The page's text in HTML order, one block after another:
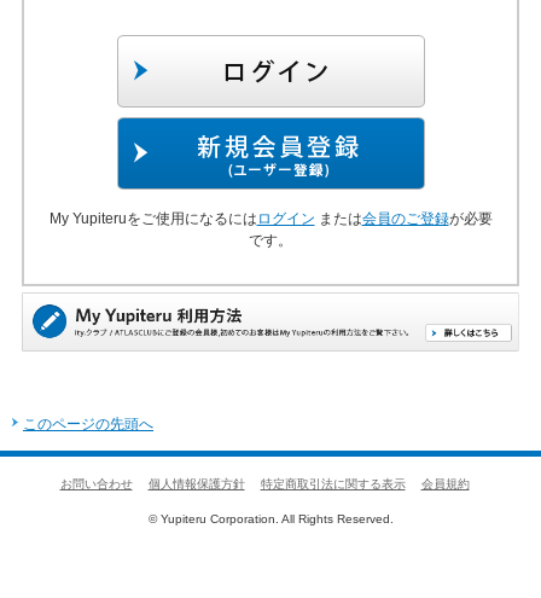
My Yupiteruをご使用になるには ログイン または会員のご登録が必要
です。
このページの先頭へ
お問い合わせ 個人情報保護方針 特定商取引法に関する表示 会員規約
© Yupiteru Corporation. All Rights Reserved.